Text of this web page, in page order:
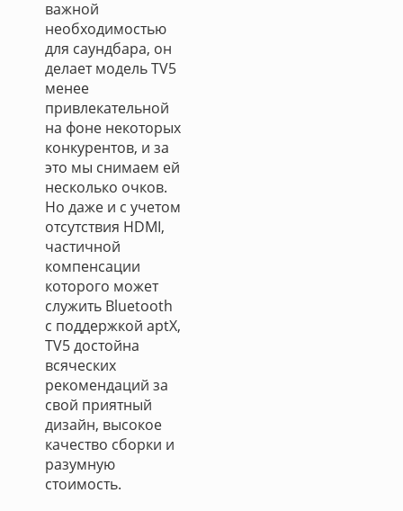
важной
необходимостью
для саундбара, он
делает модель TV5
менее
привлекательной
на фоне некоторых
конкурентов, и за
это мы снимаем ей
несколько очков.
Но даже и с учетом
отсутствия HDMI,
частичной
компенсации
которого может
служить Bluetooth
с поддержкой aptX,
TV5 достойна
всяческих
рекомендаций за
свой приятный
дизайн, высокое
качество сборки и
разумную
стоимость.